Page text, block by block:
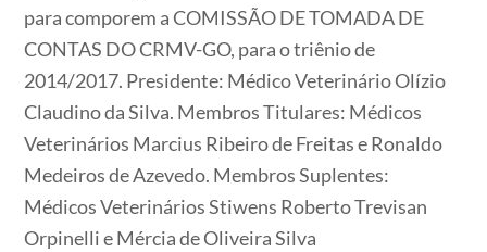
para comporem a COMISSÃO DE TOMADA DE
CONTAS DO CRMV-GO, para o triênio de
2014/2017. Presidente: Médico Veterinário Olízio
Claudino da Silva. Membros Titulares: Médicos
Veterinários Marcius Ribeiro de Freitas e Ronaldo
Medeiros de Azevedo. Membros Suplentes:
Médicos Veterinários Stiwens Roberto Trevisan
Orpinelli e Mércia de Oliveira Silva